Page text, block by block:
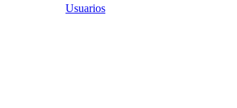
Usuarios